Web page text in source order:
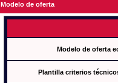
Modelo de oferta
Modelo de oferta
Plantilla criterios